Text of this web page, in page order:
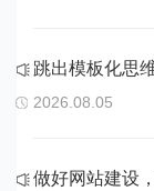
跳出模板化思
2026.08.05
做好网站建设